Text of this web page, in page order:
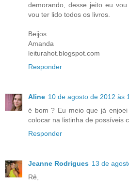
demorando, desse jeito eu
vou ter lido todos os livros.
Beijos
Amanda
leiturahot.blogspot.com
Responder
Aline 10 de agosto de 2012 às
é bom ? Eu meio que já
colocar na listinha de possíveis
Responder
Jeanne Rodrigues 13 de
Rê,